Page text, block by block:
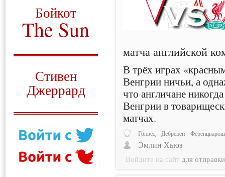
Бойкот
The Sun
Стивен
Джеррард
матча английской
В трёх играх
Венгрии ничьи, а
что англичане
Венгрии в
матчах.
Гонвед Дебрецен Ференцварош
Эмлин Хьюз
Войдите на сайт для